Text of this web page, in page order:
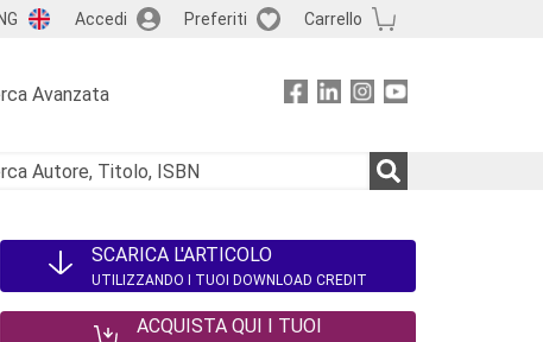
Accedi Preferiti Carrello
Avanzata
SCARICA L'ARTICOLO
UTILIZZANDO I TUOI DOWNLOAD CREDIT
ACQUISTA QUI I TUOI